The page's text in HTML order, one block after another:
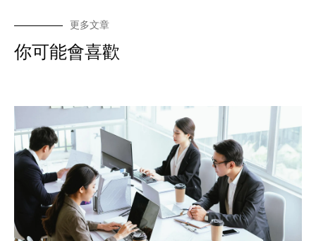
更多文章
你可能會喜歡